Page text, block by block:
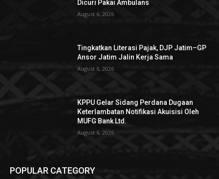
Dicuri Pakai Ambulans
August 6, 2026
Tingkatkan Literasi Pajak, DJP Jatim–GP
Ansor Jatim Jalin Kerja Sama
August 6, 2026
KPPU Gelar Sidang Perdana Dugaan
Keterlambatan Notifikasi Akuisisi Oleh
MUFG Bank Ltd.
August 6, 2026
POPULAR CATEGORY